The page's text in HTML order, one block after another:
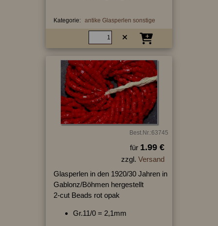
Kategorie: antike Glasperlen sonstige
Best.Nr.:63745
für 1.99 €
zzgl. Versand
Glasperlen in den 1920/30 Jahren in
Gablonz/Böhmen hergestellt
2-cut Beads rot opak
Gr.11/0 = 2,1mm